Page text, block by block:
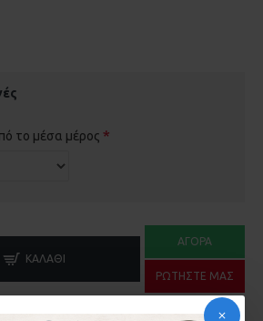
το μέσα μέρος
ΚΑΛΆΘΙ
ΑΓΟΡΆ
ΡΩΤΉΣΤΕ ΜΑΣ